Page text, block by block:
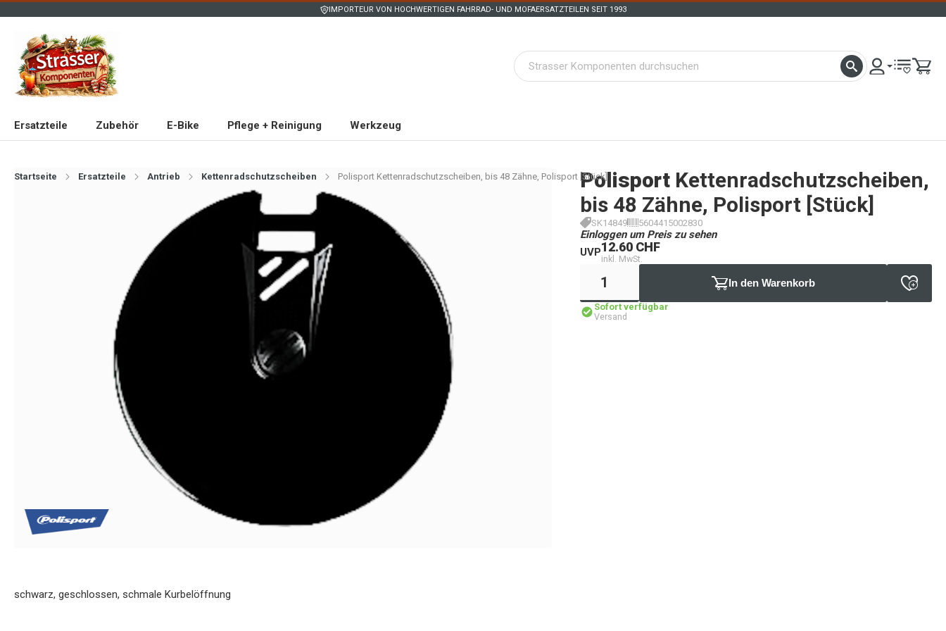
IMPORTEUR VON HOCHWERTIGEN FAHRRAD- UND MOFAERSATZTEILEN SEIT 1993
Ersatzteile Zubehör E-Bike Pflege + Reinigung Werkzeug
Startseite Ersatzteile Antrieb Kettenradschutzscheiben Polisport Kettenradschutzscheiben, bis 48 Zähne, Polisport [Stück]Polisport Kettenradschutzscheiben,
bis 48 Zähne, Polisport [Stück]
SK14849 5604415002830
Einloggen um Preis zu sehen
UVP12.60 CHF
inkl. MwSt.
In den Warenkorb
Sofort verfügbar
Versand
schwarz, geschlossen, schmale Kurbelöffnung